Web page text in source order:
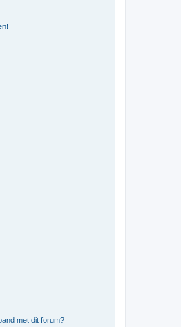
met dit forum?